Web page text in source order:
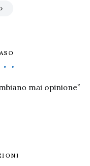
mai opinione”